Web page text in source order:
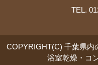
TEL.
COPYRIGHT(C) 千葉県
浴室乾燥・コ